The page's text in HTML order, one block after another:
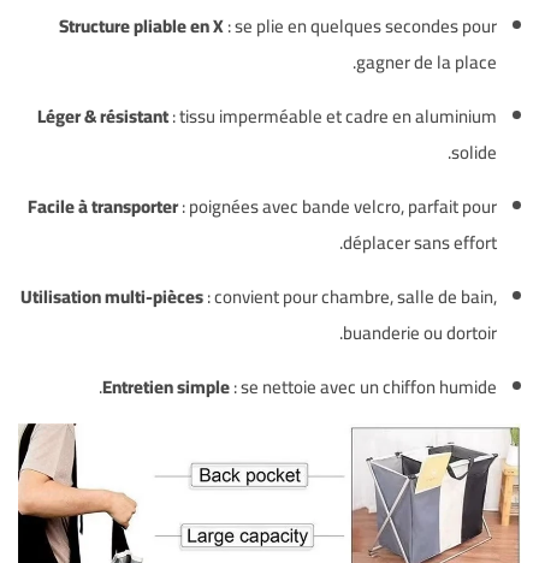
Structure pliable en X: se plie en quelques secondes pour
gagner de la place.
Léger & résistant: tissu imperméable et cadre en aluminium
solide.
Facile à transporter: poignées avec bande velcro, parfait pour
déplacer sans effort.
Utilisation multi-pièces: convient pour chambre, salle de bain,
buanderie ou dortoir.
Entretien simple: se nettoie avec un chiffon humide.